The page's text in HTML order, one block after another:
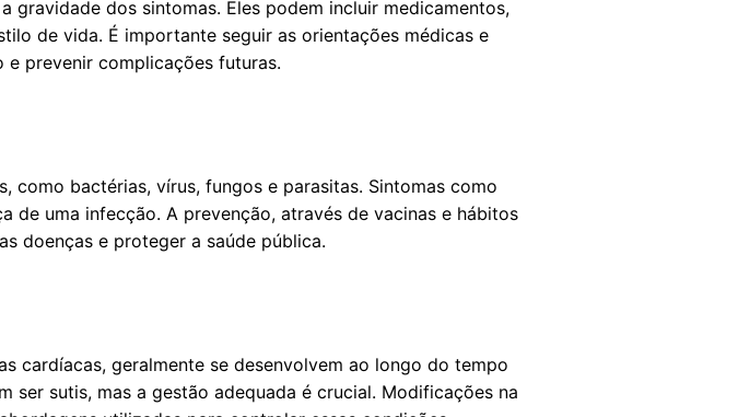
dos sintomas. Eles podem incluir medicamentos,
de vida. É importante seguir as orientações médicas e
prevenir complicações futuras.
como bactérias, vírus, fungos e parasitas. Sintomas como
de uma infecção. A prevenção, através de vacinas e hábitos
doenças e proteger a saúde pública.
cardíacas, geralmente se desenvolvem ao longo do tempo
ser sutis, mas a gestão adequada é crucial. Modificações na